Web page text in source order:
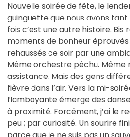
Nouvelle soirée de fête, le
guinguette que nous avons
fois c’est une autre histoire. Bis
moments de bonheur
rehaussés ce soir par une
Même orchestre pêchu. Même
assistance. Mais des gens
fièvre dans l’air. Vers la mi-
flamboyante émerge des
à proximité. Forcément, j’ai le
peu ; par curiosité. Un sourire